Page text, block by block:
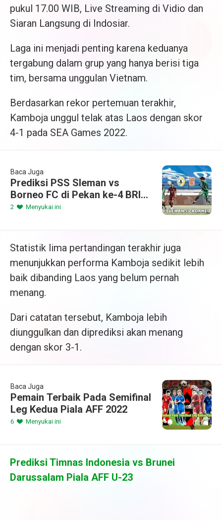
pukul 17.00 WIB, Live Streaming di Vidio dan
Siaran Langsung di Indosiar.
Laga ini menjadi penting karena keduanya
tergabung dalam grup yang hanya berisi tiga
tim, bersama unggulan Vietnam.
Berdasarkan rekor pertemuan terakhir,
Kamboja unggul telak atas Laos dengan skor
4-1 pada SEA Games 2022.
Baca Juga
Prediksi PSS Sleman vs
Borneo FC di Pekan ke-4 BRI
Liga 1 2024/2025
2 Menyukai ini
Statistik lima pertandingan terakhir juga
menunjukkan performa Kamboja sedikit lebih
baik dibanding Laos yang belum pernah
menang.
Dari catatan tersebut, Kamboja lebih
diunggulkan dan diprediksi akan menang
dengan skor 3-1.
Baca Juga
Pemain Terbaik Pada Semifinal
Leg Kedua Piala AFF 2022
6 Menyukai ini
Prediksi Timnas Indonesia vs Brunei
Darussalam Piala AFF U-23